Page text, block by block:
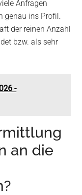
Anfragen
genau ins Profil.
der reinen Anzahl
bzw. als sehr
-
an die